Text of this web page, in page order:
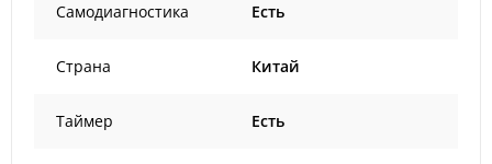
Самодиагностика Есть
Страна Китай
Таймер Есть